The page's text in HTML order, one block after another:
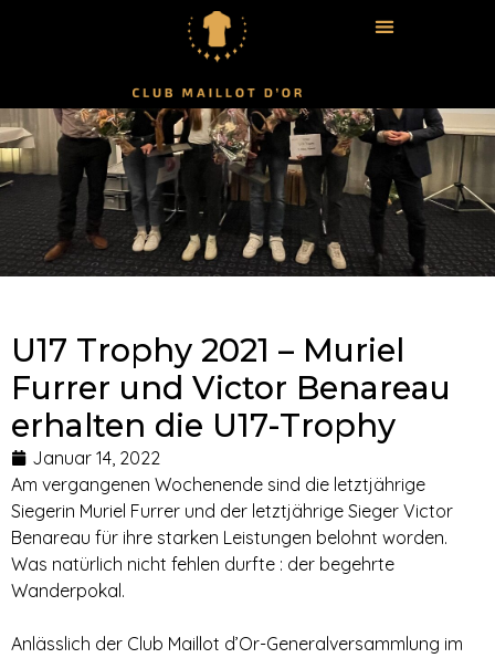
U17 Trophy 2021 – Muriel
Furrer und Victor Benareau
erhalten die U17-Trophy
Januar 14, 2022
Am vergangenen Wochenende sind die letztjährige
Siegerin Muriel Furrer und der letztjährige Sieger Victor
Benareau für ihre starken Leistungen belohnt worden.
Was natürlich nicht fehlen durfte : der begehrte
Wanderpokal.
Anlässlich der Club Maillot d’Or-Generalversammlung im